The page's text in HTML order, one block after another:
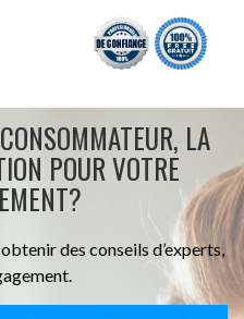
LA
POUR VOTRE
des conseils d’experts,